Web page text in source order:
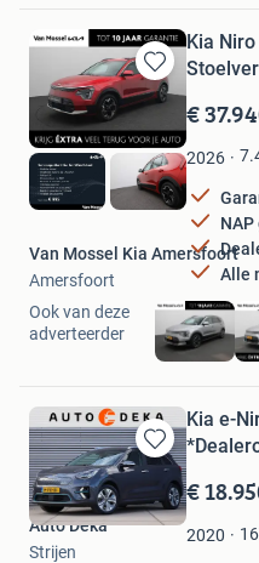
Bewaren
in
Mijn
Favorieten
Kia
€
2026
Alle
Van Mossel Kia Amersfoort
Amersfoort
Ook van deze
adverteerder
Bewaren
Mijn
Favorieten
Kia e-
€
2020
Auto Deka
Strijen